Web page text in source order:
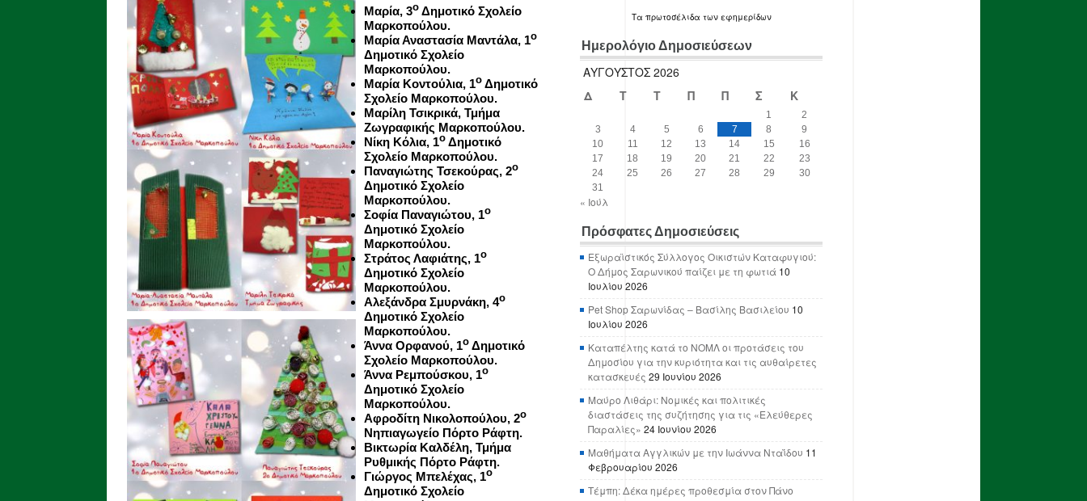
Μαρία, 3ο Δημοτικό Σχολείο
Μαρκοπούλου.
Μαρία Αναστασία Μαντάλα, 1ο
Δημοτικό Σχολείο
Μαρκοπούλου.
Μαρία Κοντούλια, 1ο Δημοτικό
Σχολείο Μαρκοπούλου.
Μαρίλη Τσικρικά, Τμήμα
Ζωγραφικής Μαρκοπούλου.
Νίκη Κόλια, 1ο Δημοτικό
Σχολείο Μαρκοπούλου.
Παναγιώτης Τσεκούρας, 2ο
Δημοτικό Σχολείο
Μαρκοπούλου.
Σοφία Παναγιώτου, 1ο
Δημοτικό Σχολείο
Μαρκοπούλου.
Στράτος Λαφιάτης, 1ο
Δημοτικό Σχολείο
Μαρκοπούλου.
Αλεξάνδρα Σμυρνάκη, 4ο
Δημοτικό Σχολείο
Μαρκοπούλου.
Άννα Ορφανού, 1ο Δημοτικό
Σχολείο Μαρκοπούλου.
Άννα Ρεμπούσκου, 1ο
Δημοτικό Σχολείο
Μαρκοπούλου.
Αφροδίτη Νικολοπούλου, 2ο
Νηπιαγωγείο Πόρτο Ράφτη.
Βικτωρία Καλδέλη, Τμήμα
Ρυθμικής Πόρτο Ράφτη.
Γιώργος Μπελέχας, 1ο
Δημοτικό Σχολείο
Τα πρωτοσέλιδα των εφημερίδων
Ημερολόγιο Δημοσιεύσεων
ΑΎΓΟΥΣΤΟΣ 2026
Δ
Τ Τ Π Π Σ Κ
1
2
3
4 5 6 7 8
9
10
11 12 13 14 15
16
17
18 19 20 21 22
23
24
25 26 27 28 29
30
31
« Ιούλ
Πρόσφατες Δημοσιεύσεις
Εξωραϊστικός Σύλλογος Οικιστών Καταφυγιού:
Ο Δήμος Σαρωνικού παίζει με τη φωτιά 10
Ιουλίου 2026
Pet Shop Σαρωνίδας – Βασίλης Βασιλείου 10
Ιουλίου 2026
Καταπέλτης κατά το ΝΟΜΛ οι προτάσεις του
Δημοσίου για την κυριότητα και τις αυθαίρετες
κατασκευές 29 Ιουνίου 2026
Μαύρο Λιθάρι: Νομικές και πολιτικές
διαστάσεις της συζήτησης για τις «Ελεύθερες
Παραλίες» 24 Ιουνίου 2026
Μαθήματα Αγγλικών με την Ιωάννα Νταΐδου 11
Φεβρουαρίου 2026
Τέμπη: Δέκα ημέρες προθεσμία στον Πάνο